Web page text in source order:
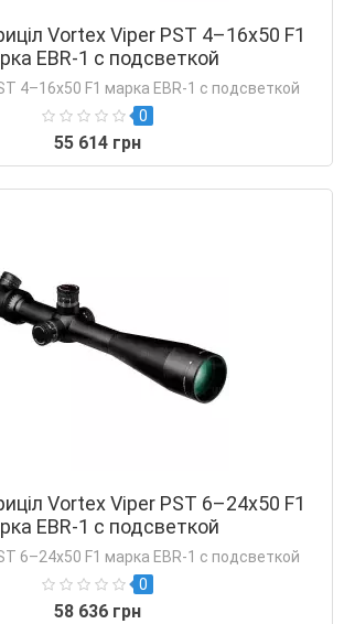
Vortex Viper PST 4–16x50 F1
EBR-1 с подсветкой
4–16x50 F1 марка EBR-1 с подсветкой
0
55 614 грн
Vortex Viper PST 6–24x50 F1
EBR-1 с подсветкой
6–24x50 F1 марка EBR-1 с подсветкой
0
58 636 грн